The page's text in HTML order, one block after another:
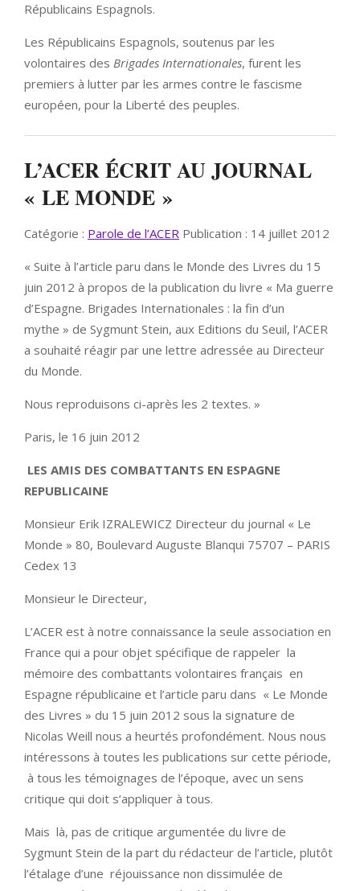
Républicains Espagnols.
Les Républicains Espagnols, soutenus par les
volontaires des Brigades Internationales, furent les
premiers à lutter par les armes contre le fascisme
européen, pour la Liberté des peuples.
L’ACER ÉCRIT AU JOURNAL
« LE MONDE »
Catégorie : Parole de l’ACER Publication : 14 juillet 2012
« Suite à l’article paru dans le Monde des Livres du 15
juin 2012 à propos de la publication du livre « Ma guerre
d’Espagne. Brigades Internationales : la fin d’un
mythe » de Sygmunt Stein, aux Editions du Seuil, l’ACER
a souhaité réagir par une lettre adressée au Directeur
du Monde.
Nous reproduisons ci-après les 2 textes. »
Paris, le 16 juin 2012
LES AMIS DES COMBATTANTS EN ESPAGNE
REPUBLICAINE
Monsieur Erik IZRALEWICZ Directeur du journal « Le
Monde » 80, Boulevard Auguste Blanqui 75707 – PARIS
Cedex 13
Monsieur le Directeur,
L’ACER est à notre connaissance la seule association en
France qui a pour objet spécifique de rappeler la
mémoire des combattants volontaires français en
Espagne républicaine et l’article paru dans « Le Monde
des Livres » du 15 juin 2012 sous la signature de
Nicolas Weill nous a heurtés profondément. Nous nous
intéressons à toutes les publications sur cette période,
à tous les témoignages de l’époque, avec un sens
critique qui doit s’appliquer à tous.
Mais là, pas de critique argumentée du livre de
Sygmunt Stein de la part du rédacteur de l’article, plutôt
l’étalage d’une réjouissance non dissimulée de